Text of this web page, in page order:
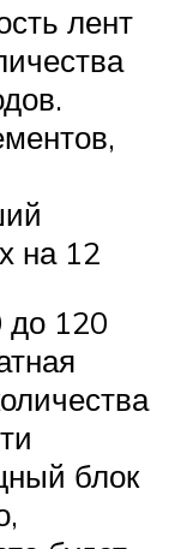
лент
на 12
до 120
блок